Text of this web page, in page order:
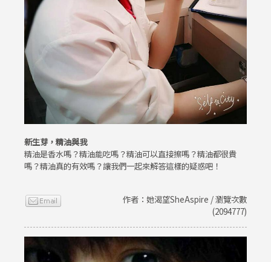
新生芽，精油與我
精油是香水嗎？精油能吃嗎？精油可以直接擦嗎？精油都很貴
嗎？精油真的有效嗎？讓我們一起來解答這樣的疑惑吧！
作者：她渴望SheAspire / 瀏覽次數
(2094777)